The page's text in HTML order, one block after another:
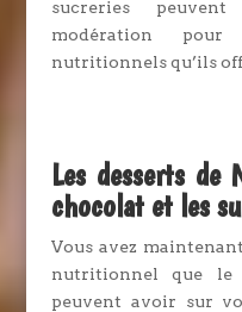
sucreries
modération
nutritionnels qu’ils
Les desserts de
chocolat et les
Vous avez
nutritionnel que le
peuvent avoir sur